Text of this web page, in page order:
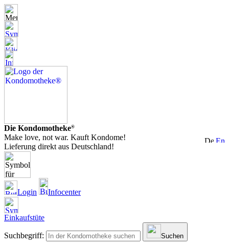
Die Kondomotheke®
Make love, not war. Kauft Kondome!
Lieferung direkt aus Deutschland!
Login Infocenter
Einkaufstüte
Suchbegriff: Suchen